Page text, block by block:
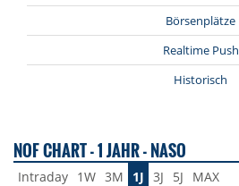
Börsenplätze
Realtime Push
Historisch
NOF CHART - 1 JAHR - NASO
Intraday 1W 3M 1J 3J 5J MAX